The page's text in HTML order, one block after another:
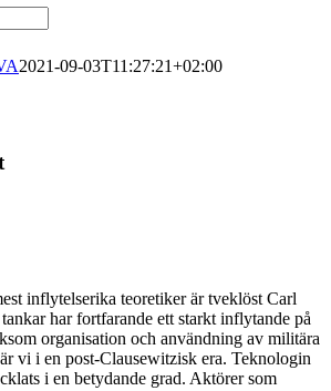
2021-09-03T11:27:21+02:00
inflytelserika teoretiker är tveklöst Carl
har fortfarande ett starkt inflytande på
organisation och användning av militära
vi i en post-Clausewitzisk era. Teknologin
i en betydande grad. Aktörer som